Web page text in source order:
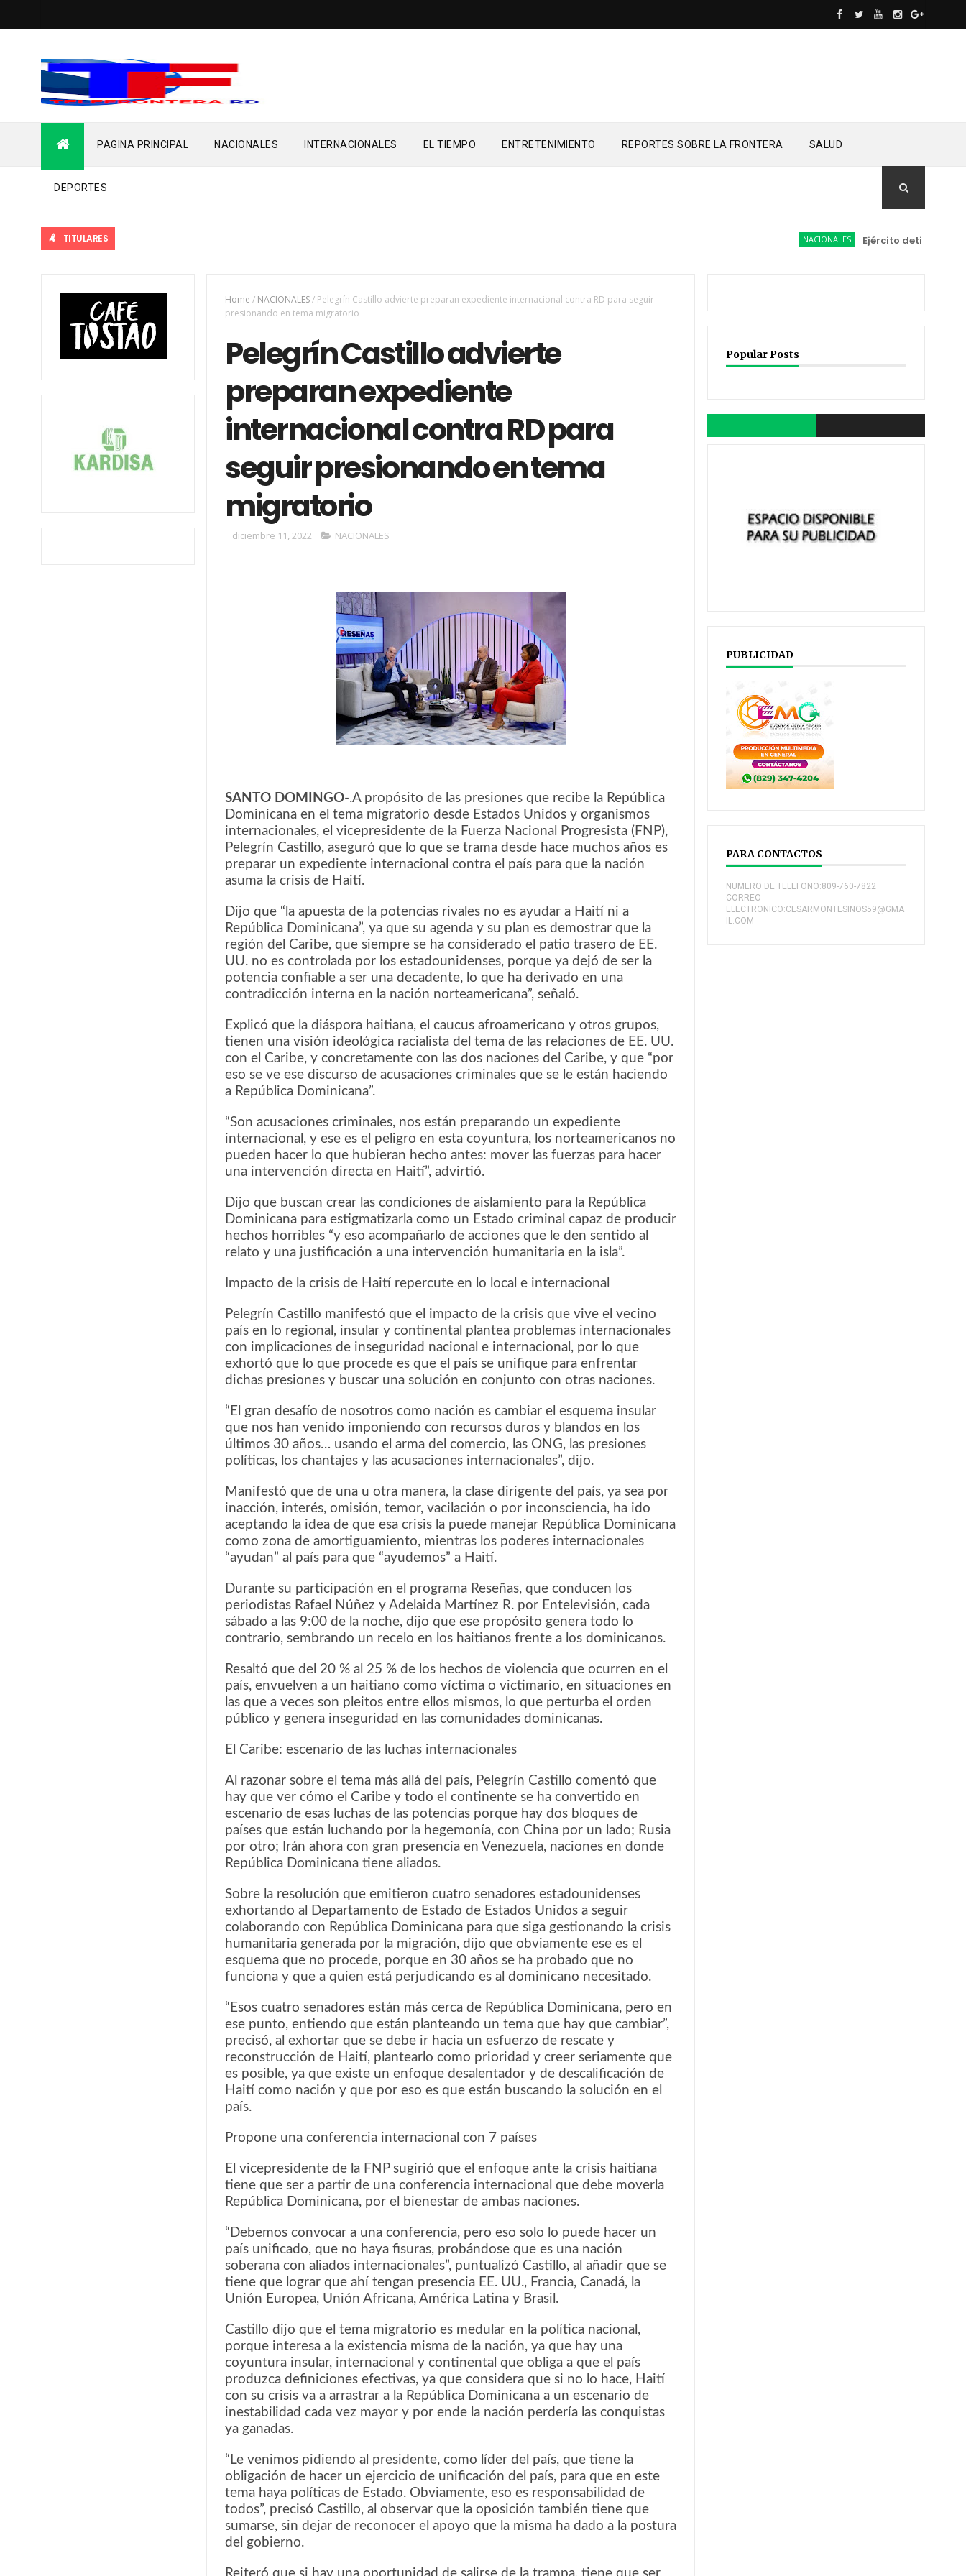
PAGINA PRINCIPAL NACIONALES INTERNACIONALES EL TIEMPO ENTRETENIMIENTO REPORTES SOBRE LA FRONTERA SALUD
DEPORTES
TITULARES NACIONALES Ejército detiene a
Home / NACIONALES/ Pelegrín Castillo advierte preparan expediente internacional contra RD para seguir
presionando en tema migratorio
Pelegrín Castillo advierte
preparan expediente
internacional contra RD para
seguir presionando en tema
migratorio
diciembre 11, 2022 NACIONALES
SANTO DOMINGO-.A propósito de las presiones que recibe la República
Dominicana en el tema migratorio desde Estados Unidos y organismos
internacionales, el vicepresidente de la Fuerza Nacional Progresista (FNP),
Pelegrín Castillo, aseguró que lo que se trama desde hace muchos años es
preparar un expediente internacional contra el país para que la nación
asuma la crisis de Haití.
Dijo que “la apuesta de la potencias rivales no es ayudar a Haití ni a
República Dominicana”, ya que su agenda y su plan es demostrar que la
región del Caribe, que siempre se ha considerado el patio trasero de EE.
UU. no es controlada por los estadounidenses, porque ya dejó de ser la
potencia confiable a ser una decadente, lo que ha derivado en una
contradicción interna en la nación norteamericana”, señaló.
Explicó que la diáspora haitiana, el caucus afroamericano y otros grupos,
tienen una visión ideológica racialista del tema de las relaciones de EE. UU.
con el Caribe, y concretamente con las dos naciones del Caribe, y que “por
eso se ve ese discurso de acusaciones criminales que se le están haciendo
a República Dominicana”.
“Son acusaciones criminales, nos están preparando un expediente
internacional, y ese es el peligro en esta coyuntura, los norteamericanos no
pueden hacer lo que hubieran hecho antes: mover las fuerzas para hacer
una intervención directa en Haití”, advirtió.
Dijo que buscan crear las condiciones de aislamiento para la República
Dominicana para estigmatizarla como un Estado criminal capaz de producir
hechos horribles “y eso acompañarlo de acciones que le den sentido al
relato y una justificación a una intervención humanitaria en la isla”.
Impacto de la crisis de Haití repercute en lo local e internacional
Pelegrín Castillo manifestó que el impacto de la crisis que vive el vecino
país en lo regional, insular y continental plantea problemas internacionales
con implicaciones de inseguridad nacional e internacional, por lo que
exhortó que lo que procede es que el país se unifique para enfrentar
dichas presiones y buscar una solución en conjunto con otras naciones.
“El gran desafío de nosotros como nación es cambiar el esquema insular
que nos han venido imponiendo con recursos duros y blandos en los
últimos 30 años… usando el arma del comercio, las ONG, las presiones
políticas, los chantajes y las acusaciones internacionales”, dijo.
Manifestó que de una u otra manera, la clase dirigente del país, ya sea por
inacción, interés, omisión, temor, vacilación o por inconsciencia, ha ido
aceptando la idea de que esa crisis la puede manejar República Dominicana
como zona de amortiguamiento, mientras los poderes internacionales
“ayudan” al país para que “ayudemos” a Haití.
Durante su participación en el programa Reseñas, que conducen los
periodistas Rafael Núñez y Adelaida Martínez R. por Entelevisión, cada
sábado a las 9:00 de la noche, dijo que ese propósito genera todo lo
contrario, sembrando un recelo en los haitianos frente a los dominicanos.
Resaltó que del 20 % al 25 % de los hechos de violencia que ocurren en el
país, envuelven a un haitiano como víctima o victimario, en situaciones en
las que a veces son pleitos entre ellos mismos, lo que perturba el orden
público y genera inseguridad en las comunidades dominicanas.
El Caribe: escenario de las luchas internacionales
Al razonar sobre el tema más allá del país, Pelegrín Castillo comentó que
hay que ver cómo el Caribe y todo el continente se ha convertido en
escenario de esas luchas de las potencias porque hay dos bloques de
países que están luchando por la hegemonía, con China por un lado; Rusia
por otro; Irán ahora con gran presencia en Venezuela, naciones en donde
República Dominicana tiene aliados.
Sobre la resolución que emitieron cuatro senadores estadounidenses
exhortando al Departamento de Estado de Estados Unidos a seguir
colaborando con República Dominicana para que siga gestionando la crisis
humanitaria generada por la migración, dijo que obviamente ese es el
esquema que no procede, porque en 30 años se ha probado que no
funciona y que a quien está perjudicando es al dominicano necesitado.
“Esos cuatro senadores están más cerca de República Dominicana, pero en
ese punto, entiendo que están planteando un tema que hay que cambiar”,
precisó, al exhortar que se debe ir hacia un esfuerzo de rescate y
reconstrucción de Haití, plantearlo como prioridad y creer seriamente que
es posible, ya que existe un enfoque desalentador y de descalificación de
Haití como nación y que por eso es que están buscando la solución en el
país.
Propone una conferencia internacional con 7 países
El vicepresidente de la FNP sugirió que el enfoque ante la crisis haitiana
tiene que ser a partir de una conferencia internacional que debe moverla
República Dominicana, por el bienestar de ambas naciones.
“Debemos convocar a una conferencia, pero eso solo lo puede hacer un
país unificado, que no haya fisuras, probándose que es una nación
soberana con aliados internacionales”, puntualizó Castillo, al añadir que se
tiene que lograr que ahí tengan presencia EE. UU., Francia, Canadá, la
Unión Europea, Unión Africana, América Latina y Brasil.
Castillo dijo que el tema migratorio es medular en la política nacional,
porque interesa a la existencia misma de la nación, ya que hay una
coyuntura insular, internacional y continental que obliga a que el país
produzca definiciones efectivas, ya que considera que si no lo hace, Haití
con su crisis va a arrastrar a la República Dominicana a un escenario de
inestabilidad cada vez mayor y por ende la nación perdería las conquistas
ya ganadas.
“Le venimos pidiendo al presidente, como líder del país, que tiene la
obligación de hacer un ejercicio de unificación del país, para que en este
tema haya políticas de Estado. Obviamente, eso es responsabilidad de
todos”, precisó Castillo, al observar que la oposición también tiene que
sumarse, sin dejar de reconocer el apoyo que la misma ha dado a la postura
del gobierno.
Popular Posts
PUBLICIDAD
PARA CONTACTOS
NUMERO DE TELEFONO:809-760-7822
CORREO
ELECTRONICO:CESARMONTESINOS59@GMA
IL.COM